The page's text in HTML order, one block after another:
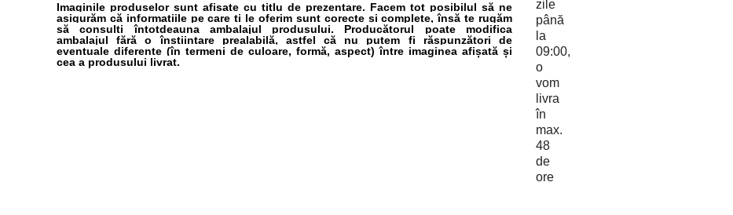
Imaginile produselor sunt afișate cu titlu de prezentare. Facem tot posibilul să ne
asigurăm că informațiile pe care ți le oferim sunt corecte și complete, însă te rugăm
să consulți întotdeauna ambalajul produsului. Producătorul poate modifica
ambalajul fără o înștiințare prealabilă, astfel că nu putem fi răspunzători de
eventuale diferențe (în termeni de culoare, formă, aspect) între imaginea afișată și
cea a produsului livrat.